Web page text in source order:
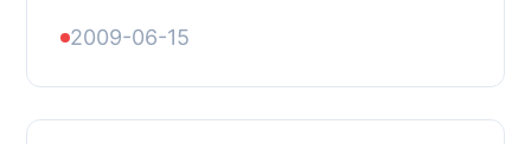
BuddyPress Bar中邀請朋友：我的帳
戶/好友/邀請好友。, 它在Wor...
2009-06-15